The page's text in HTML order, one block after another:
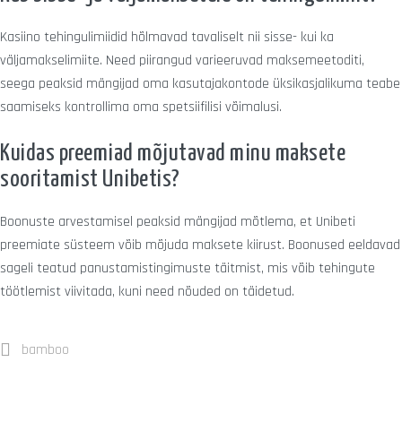
Kasiino tehingulimiidid hõlmavad tavaliselt nii sisse- kui ka
väljamakselimiite. Need piirangud varieeruvad maksemeetoditi,
seega peaksid mängijad oma kasutajakontode üksikasjalikuma teabe
saamiseks kontrollima oma spetsiifilisi võimalusi.
Kuidas preemiad mõjutavad minu maksete
sooritamist Unibetis?
Boonuste arvestamisel peaksid mängijad mõtlema, et Unibeti
preemiate süsteem võib mõjuda maksete kiirust. Boonused eeldavad
sageli teatud panustamistingimuste täitmist, mis võib tehingute
töötlemist viivitada, kuni need nõuded on täidetud.
bamboo